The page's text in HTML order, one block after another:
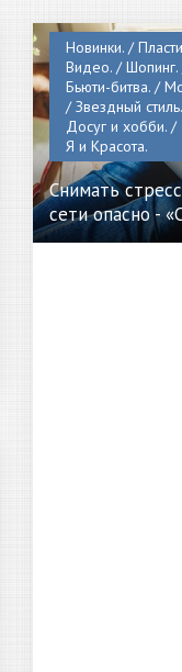
Новинки. /
Видео. /
Бьюти-битва. /
/ Звездный
Досуг и хобби. /
Я и Красота.
Снимать
сети опасно -